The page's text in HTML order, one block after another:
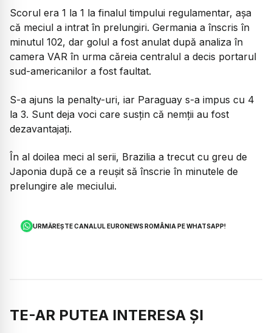
Scorul era 1 la 1 la finalul timpului regulamentar, așa
că meciul a intrat în prelungiri. Germania a înscris în
minutul 102, dar golul a fost anulat după analiza în
camera VAR în urma căreia centralul a decis portarul
sud-americanilor a fost faultat.
S-a ajuns la penalty-uri, iar Paraguay s-a impus cu 4
la 3. Sunt deja voci care susțin că nemții au fost
dezavantajați.
În al doilea meci al serii, Brazilia a trecut cu greu de
Japonia după ce a reușit să înscrie în minutele de
prelungire ale meciului.
URMĂREȘTE CANALUL EURONEWS ROMÂNIA PE WHATSAPP!
TE-AR PUTEA INTERESA ȘI